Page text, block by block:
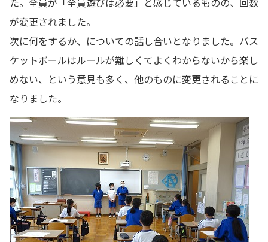
が変更されました。
次に何をするか、についての話し合いとなりました。バス
ケットボールはルールが難しくてよくわからないから楽し
めない、という意見も多く、他のものに変更されることに
なりました。